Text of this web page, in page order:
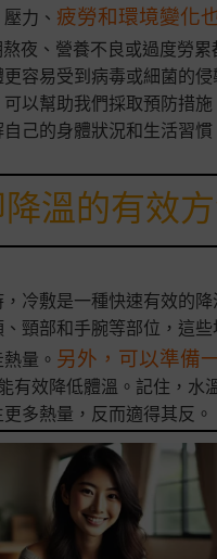
力、 疲勞和環境變化
夜、營養不良或過度勞
容易受到病毒或細菌的
以幫助我們採取預防措
己的身體狀況和生活習
溫的有效
冷敷是一種快速有效的降
頸部和手腕等部位，這
量。 另外，可以準備
有效降低體溫。記住，水
多熱量，反而適得其反。